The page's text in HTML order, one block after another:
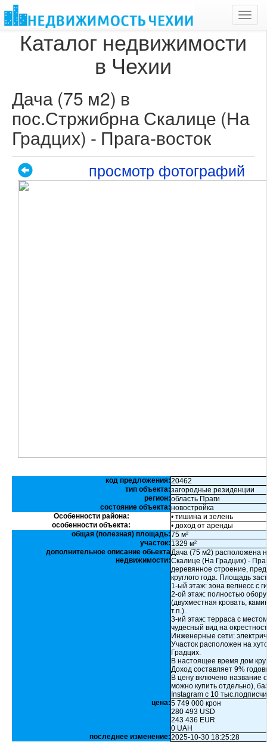
Каталог недвижимости
в Чехии
Дача (75 м2) в
пос.Стржибрна Скалице (На
Градцих) - Прага-восток
просмотр фотографий
код предложения:20462
тип объекта:загородные резиденции
регион:область Праги
состояние объекта:новостройка
Особенности района:
• тишина и зелень
особенности объекта:
• доход от аренды
общая (полезная) площадь:75 м²
участок: 1329 м²
дополнительное описание обьекта
недвижимости:
Дача (75 м2) расположена
Скалице (На Градцих) -
деревянное строение,
круглого года. Площадь
1-ый этаж: зона велнесс с
2-ой этаж: полностью
(двухместная кровать,
т.п.).
3-ий этаж: терраса с
чудесный вид на
Инженерные сети:
Участок расположен на
Градцих.
В настоящее время дом
Доход составляет 9%
В цену включено название
можно купить отдельно),
Instagram с 10
цена:5 749 000 крон
280 493 USD
243 436 EUR
0 UAH
последнее изменение:2025-10-30 18:25:28